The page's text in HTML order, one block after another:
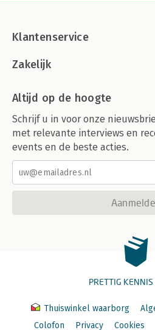
Klantenservice
Zakelijk
Altijd op de hoogte
Schrijf u in voor onze
met relevante interviews en
events en de beste acties.
PRETTIG
Thuiswinkel waarborg
Colofon
Privacy Cookies